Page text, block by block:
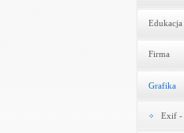
Firma
Grafika
Exif -